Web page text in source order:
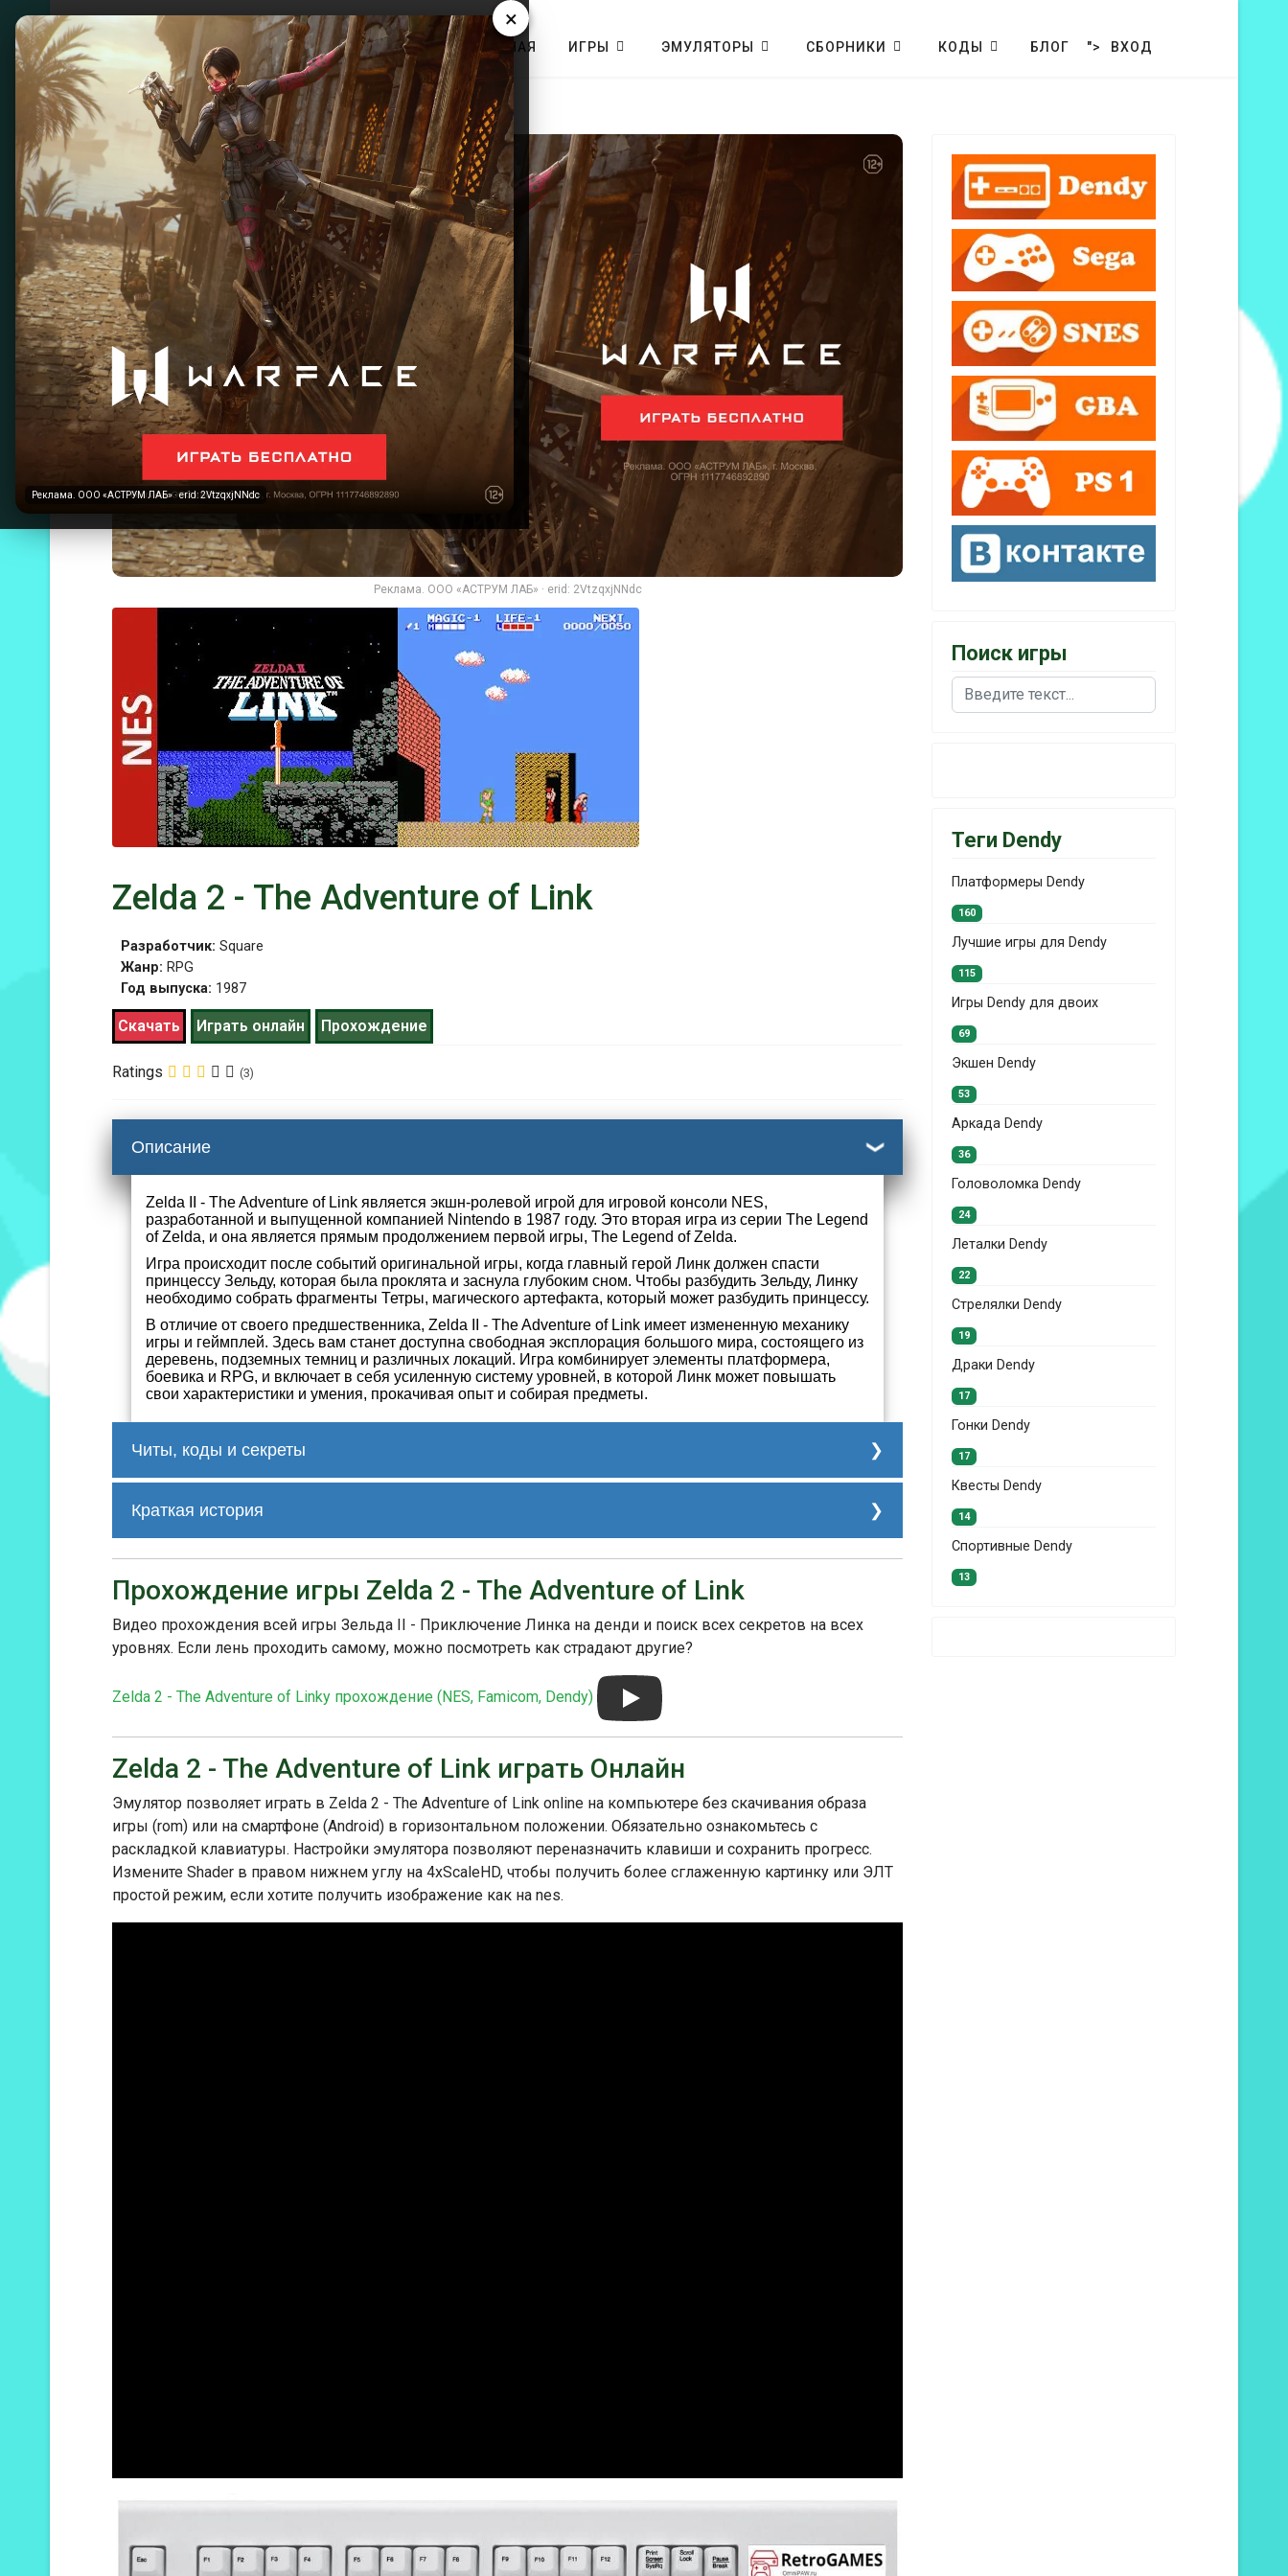
×
Реклама. ООО «АСТРУМ ЛАБ» · erid: 2VtzqxjNNdc
ГЛАВНАЯ ИГРЫ ЭМУЛЯТОРЫ СБОРНИКИ КОДЫ БЛОГ "> ВХОД
Реклама. ООО «АСТРУМ ЛАБ» · erid: 2VtzqxjNNdc
Zelda 2 - The Adventure of Link
Разработчик: Square
Жанр: RPG
Год выпуска: 1987
Скачать Играть онлайн Прохождение
Ratings (3)
Описание
Zelda II - The Adventure of Link является экшн-ролевой игрой для игровой консоли NES,
разработанной и выпущенной компанией Nintendo в 1987 году. Это вторая игра из серии The Legend
of Zelda, и она является прямым продолжением первой игры, The Legend of Zelda.
Игра происходит после событий оригинальной игры, когда главный герой Линк должен спасти
принцессу Зельду, которая была проклята и заснула глубоким сном. Чтобы разбудить Зельду, Линку
необходимо собрать фрагменты Тетры, магического артефакта, который может разбудить принцессу.
В отличие от своего предшественника, Zelda II - The Adventure of Link имеет измененную механику
игры и геймплей. Здесь вам станет доступна свободная эксплорация большого мира, состоящего из
деревень, подземных темниц и различных локаций. Игра комбинирует элементы платформера,
боевика и RPG, и включает в себя усиленную систему уровней, в которой Линк может повышать
свои характеристики и умения, прокачивая опыт и собирая предметы.
Читы, коды и секреты
PASKPLLA Link starts with 1 life
PASKPLLE Link starts with 9 lives
AZUOLIAL Mega-jump
OYKEEVSA + NPKEOVVA Swap Shield spell for Fire spell
LYKEEVSA + VAKEOVVE Swap Shield spell for Spell spell
IIKEEVSE + VAKEOVVE Swap Shield spell for Life spell
VTKEEVSA + OPKEOVVA Swap Shield spell for Thunder spell
Краткая история
другие нашли ее более сложной и отличающейся от ожиданий серии The Legend of Zelda. Все
же игра стала коммерчески успешной и получила признание среди поклонников серии.
Зelda II - The Adventure of Link является знаковой частью серии The Legend of Zelda и до сих пор
считается одной из классических игр NES. С ее помощью Nintendo продолжила строить богатый
Прохождение игры Zelda 2 - The Adventure of Link
Видео прохождения всей игры Зельда II - Приключение Линка на денди и поиск всех секретов на всех
уровнях. Если лень проходить самому, можно посмотреть как страдают другие?
Zelda 2 - The Adventure of Linky прохождение (NES, Famicom, Dendy)
Zelda 2 - The Adventure of Link играть Онлайн
Эмулятор позволяет играть в Zelda 2 - The Adventure of Link online на компьютере без скачивания образа
игры (rom) или на смартфоне (Android) в горизонтальном положении. Обязательно ознакомьтесь с
раскладкой клавиатуры. Настройки эмулятора позволяют переназначить клавиши и сохранить прогресс.
Измените Shader в правом нижнем углу на 4xScaleHD, чтобы получить более сглаженную картинку или ЭЛТ
простой режим, если хотите получить изображение как на nes.
Поиск игры
Поиск
Теги Dendy
Платформеры Dendy
160
Лучшие игры для Dendy
115
Игры Dendy для двоих
69
Экшен Dendy
53
Аркада Dendy
36
Головоломка Dendy
24
Леталки Dendy
22
Стрелялки Dendy
19
Драки Dendy
17
Гонки Dendy
17
Квесты Dendy
14
Спортивные Dendy
13